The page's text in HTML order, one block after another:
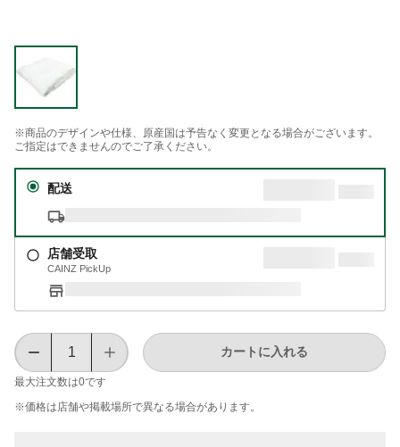
※商品のデザインや仕様、原産国は予告なく変更となる場合がございます。
ご指定はできませんのでご了承ください。
配送
店舗受取
CAINZ PickUp
最大注文数は0です
カートに入れる
※価格は​店舗や​掲載場所で​異なる​場合が​あります。